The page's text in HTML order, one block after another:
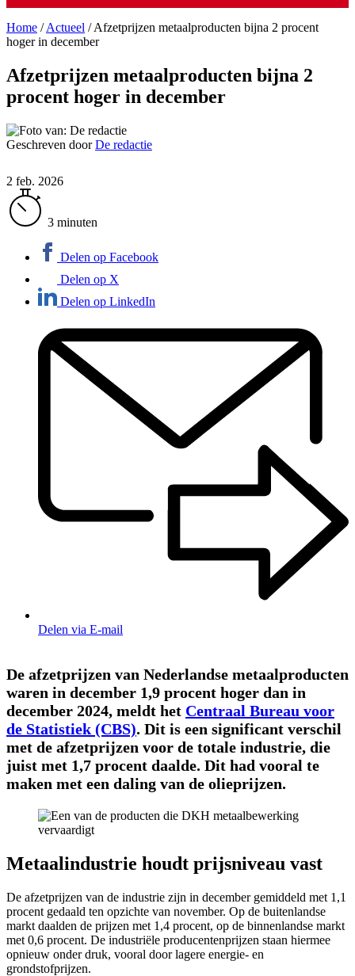
Home /Actueel /Afzetprijzen metaalproducten bijna 2 procent
hoger in december
Afzetprijzen metaalproducten bijna 2
procent hoger in december
Geschreven doorDe redactie
2 feb. 2026
3 minuten
Delen op Facebook
Delen op X
Delen op LinkedIn
Delen via E-mail
De afzetprijzen van Nederlandse metaalproducten
waren in december 1,9 procent hoger dan in
december 2024, meldt het Centraal Bureau voor
de Statistiek (CBS). Dit is een significant verschil
met de afzetprijzen voor de totale industrie, die
juist met 1,7 procent daalde. Dit had vooral te
maken met een daling van de olieprijzen.
Metaalindustrie houdt prijsniveau vast
De afzetprijzen van de industrie zijn in december gemiddeld met 1,1
procent gedaald ten opzichte van november. Op de buitenlandse
markt daalden de prijzen met 1,4 procent, op de binnenlandse markt
met 0,6 procent. De industriële producentenprijzen staan hiermee
opnieuw onder druk, vooral door lagere energie- en
grondstofprijzen.